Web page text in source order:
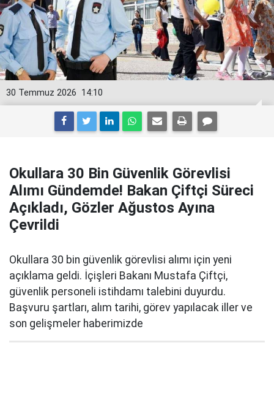
14:10
30 Temmuz 2026
Okullara 30 Bin Güvenlik Görevlisi
Alımı Gündemde! Bakan Çiftçi Süreci
Açıkladı, Gözler Ağustos Ayına
Çevrildi
Okullara 30 bin güvenlik görevlisi alımı için yeni
açıklama geldi. İçişleri Bakanı Mustafa Çiftçi,
güvenlik personeli istihdamı talebini duyurdu.
Başvuru şartları, alım tarihi, görev yapılacak iller ve
son gelişmeler haberimizde